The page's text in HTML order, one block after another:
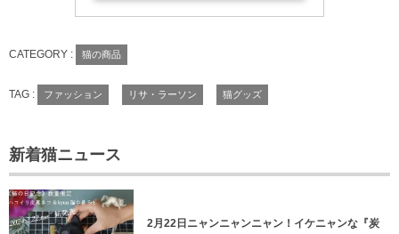
CATEGORY : 猫の商品
TAG : ファッション リサ・ラーソン 猫グッズ
新着猫ニュース
2月22日ニャンニャンニャン！イケニャンな『炭